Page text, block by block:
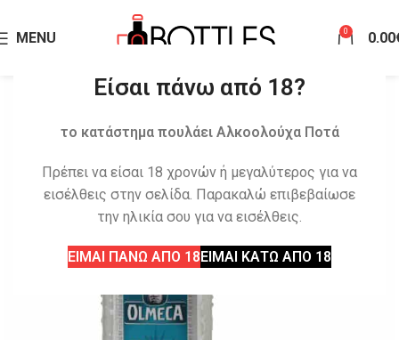
Είσαι πάνω από 18?
το κατάστημα πουλάει Αλκοολούχα Ποτά
Πρέπει να είσαι 18 χρονών ή μεγαλύτερος για να
εισέλθεις στην σελίδα. Παρακαλώ επιβεβαίωσε
την ηλικία σου για να εισέλθεις.
ΕΙΜΑΙ ΠΑΝΩ ΑΠΟ 18ΕΙΜΑΙ ΚΑΤΩ ΑΠΟ 18
MENU 0 0.00